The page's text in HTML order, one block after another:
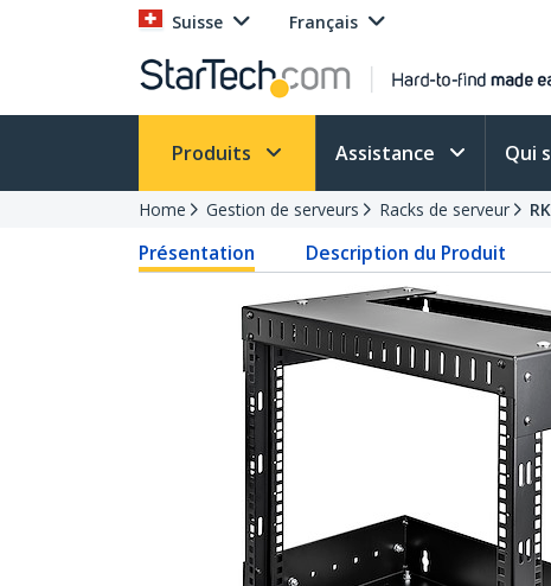
Suisse Français
Produits Assistance Qui
Home Gestion de serveurs Racks de serveur
Présentation Description du Produit